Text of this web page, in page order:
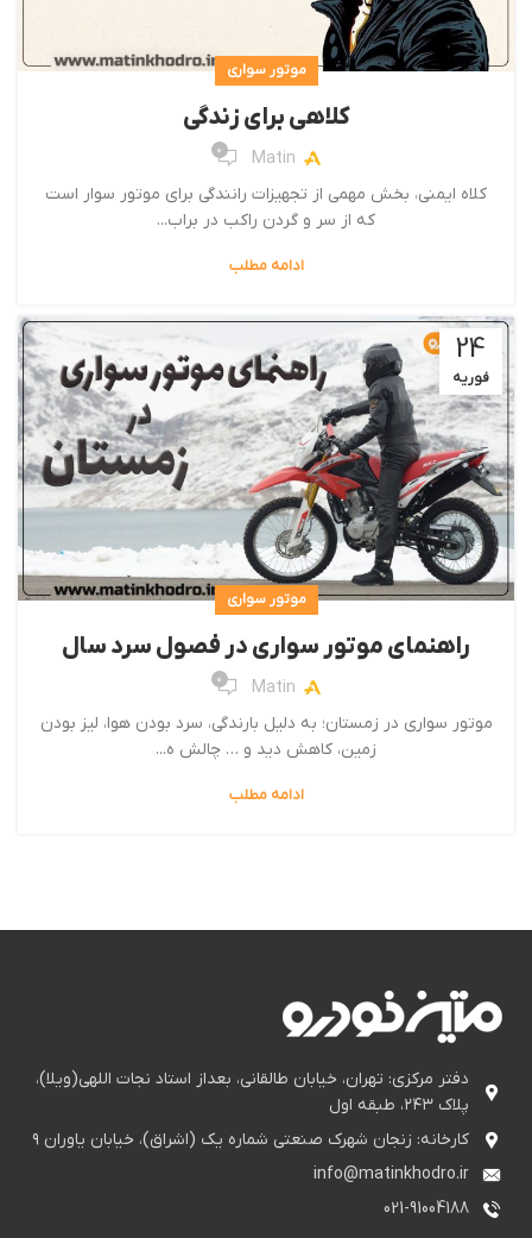
موتور سواری
کلاهی برای زندگی
Matin
0
کلاه ایمنی، بخش مهمی از تجهیزات رانندگی برای موتور سوار است
که از سر و گردن راکب در براب...
ادامه مطلب
24
فوریه
موتور سواری
راهنمای موتور سواری در فصول سرد سال
Matin
0
موتور سواری در زمستان؛ به دلیل بارندگی، سرد بودن هوا، لیز بودن
زمین، کاهش دید و … چالش ه...
ادامه مطلب
دفتر مرکزی: تهران، خیابان طالقانی، بعداز استاد نجات اللهی(ویلا)،
پلاک ۲۴۳، طبقه اول
کارخانه: زنجان شهرک صنعتی شماره یک (اشراق)، خیابان یاوران ۹
info@matinkhodro.ir
021-91004188